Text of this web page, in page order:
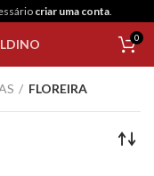
criar uma conta.
0
FLOREIRA